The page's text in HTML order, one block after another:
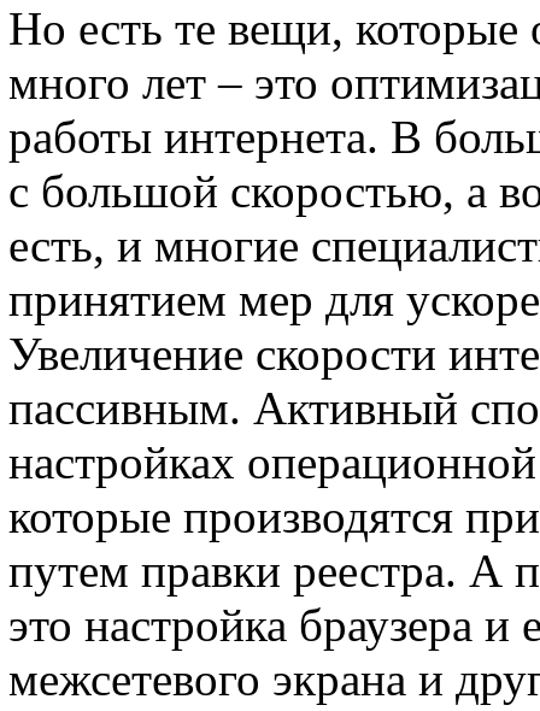
Но есть те вещи,
много лет – это
работы интернета. В
с большой скоростью, а
есть, и многие
принятием мер для
Увеличение скорости
пассивным. Активный
настройках
которые производятся
путем правки реестра. А
это настройка браузера
межсетевого экрана и